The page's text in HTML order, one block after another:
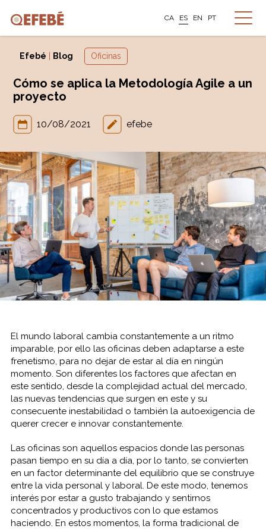
CA ES EN PT
Efebé Blog Oficinas
Cómo se aplica la Metodología Agile a un
proyecto
10/08/2021 efebe
El mundo laboral cambia constantemente a un ritmo
imparable, por ello las oficinas deben adaptarse a este
frenetismo, para no dejar de estar al día en ningún
momento. Son diferentes los factores que afectan en
este sentido, desde la complejidad actual del mercado,
las nuevas tendencias que surgen en este y su
consecuente inestabilidad o también la autoexigencia de
querer crecer e innovar constantemente.
Las oficinas son aquellos espacios donde las personas
pasan tiempo en su día a día, por lo tanto, se convierten
en un factor determinante del equilibrio que se construye
entre la vida personal y laboral. De este modo, tenemos
interés por estar a gusto trabajando y sentirnos
concentrados y productivos con lo que estamos
haciendo. En estos momentos, la forma tradicional de